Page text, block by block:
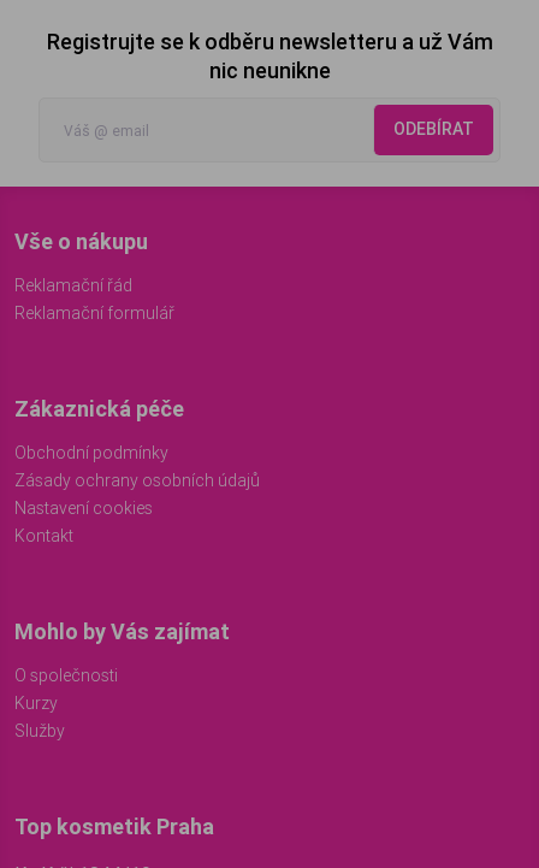
Registrujte se k odběru newsletteru a už Vám
nic neunikne
ODEBÍRAT
Vše o nákupu
Reklamační řád
Reklamační formulář
Zákaznická péče
Obchodní podmínky
Zásady ochrany osobních údajů
Nastavení cookies
Kontakt
Mohlo by Vás zajímat
O společnosti
Kurzy
Služby
Top kosmetik Praha